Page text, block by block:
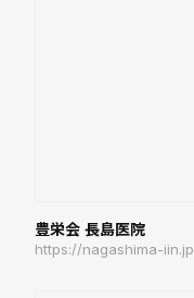
豊栄会 長島医院
https://nagashima-iin.jp